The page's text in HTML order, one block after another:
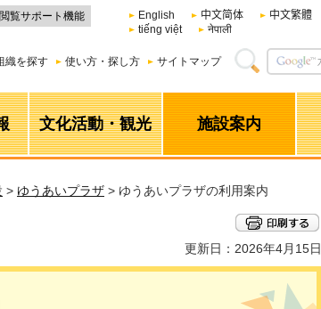
閲覧サポート機能 English 中文简体 中文繁體
tiếng việt
नेपाली
織を探す 使い方・探し方 サイトマップ
文化活動・観光 施設案内
> ゆうあいプラザ > ゆうあいプラザの利用案内
更新日：2026年4月15日